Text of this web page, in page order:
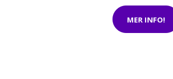
MER INFO!